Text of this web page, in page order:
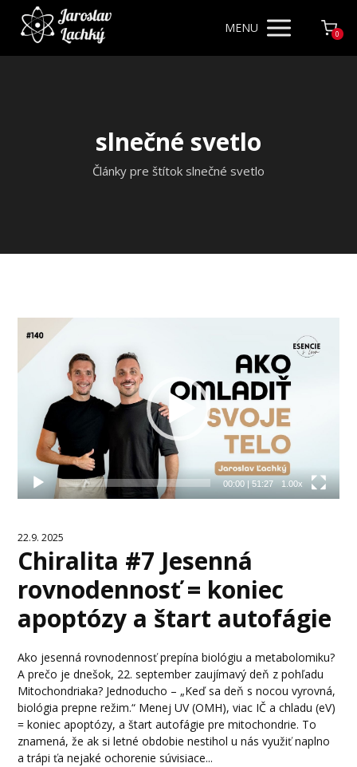
MENU 0
slnečné svetlo
Články pre štítok slnečné svetlo
prehrávač
00:00| 51:27 1.00x
22.9. 2025
Chiralita #7 Jesenná
rovnodennosť = koniec
apoptózy a štart autofágie
Ako jesenná rovnodennosť prepína biológiu a metabolomiku?
A prečo je dnešok, 22. september zaujímavý deň z pohľadu
Mitochondriaka? Jednoducho – „Keď sa deň s nocou vyrovná,
biológia prepne režim.“ Menej UV (OMH), viac IČ a chladu (eV)
= koniec apoptózy, a štart autofágie pre mitochondrie. To
znamená, že ak si letné obdobie nestihol u nás využiť naplno
a trápi ťa nejaké ochorenie súvisiace...